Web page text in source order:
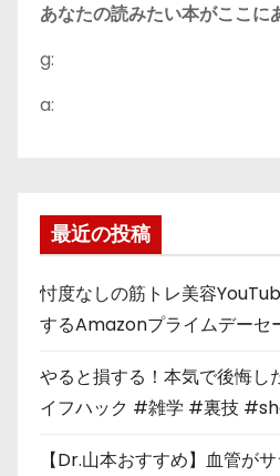
あなたの読みたい本がここに
g:
a:
最近の投稿
忖度なしの筋トレ美容
するAmazonプライムデーセ
やると損する！本気で後悔
イフハック #雑学 #裏技
【Dr.山本おすすめ】血管が